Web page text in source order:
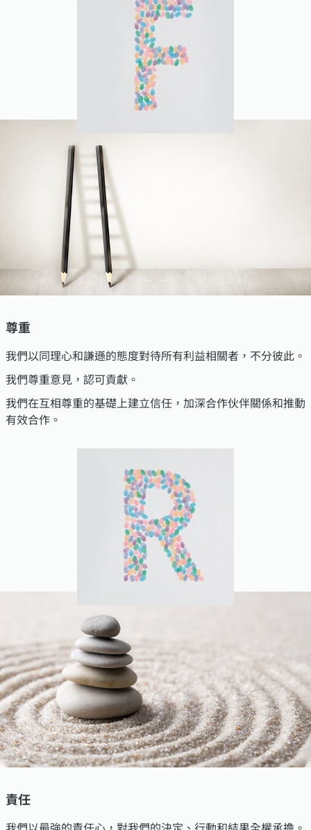
尊重
我們以同理心和謙遜的態度對待所有利益相關者，不分彼此。
我們尊重意見，認可貢獻。
我們在互相尊重的基礎上建立信任，加深合作伙伴關係和推動
有效合作。
責任